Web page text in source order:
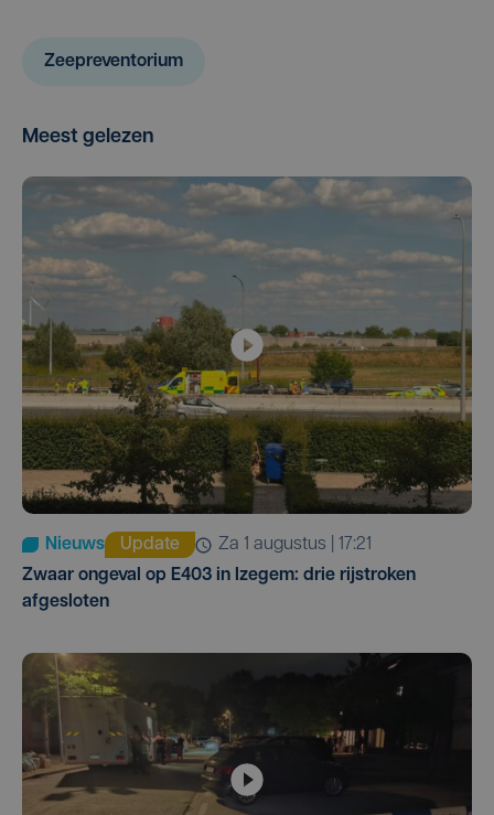
Zeepreventorium
Meest gelezen
Nieuws Update
za 1 augustus | 17:21
Zwaar ongeval op E403 in Izegem: drie rijstroken
afgesloten